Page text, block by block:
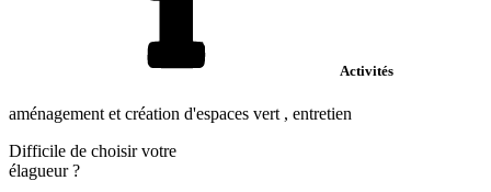
Activités
aménagement et création d'espaces vert , entretien
Difficile de choisir votre
élagueur?